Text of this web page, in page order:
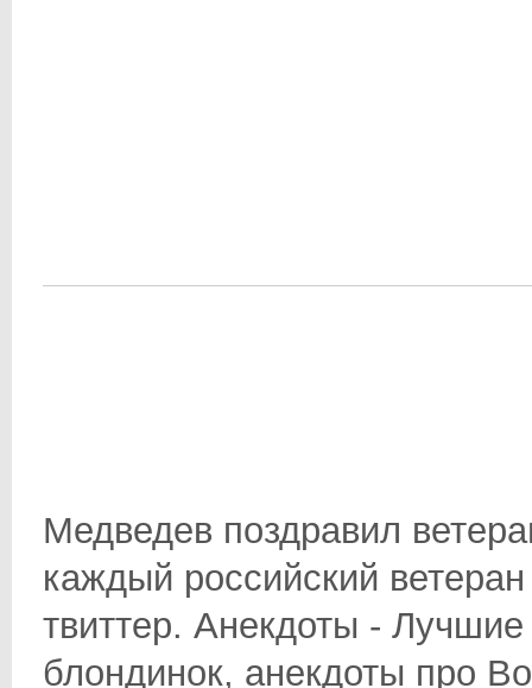
Медведев поздравил
каждый российский
твиттер. Анекдоты -
блондинок, анекдоты про